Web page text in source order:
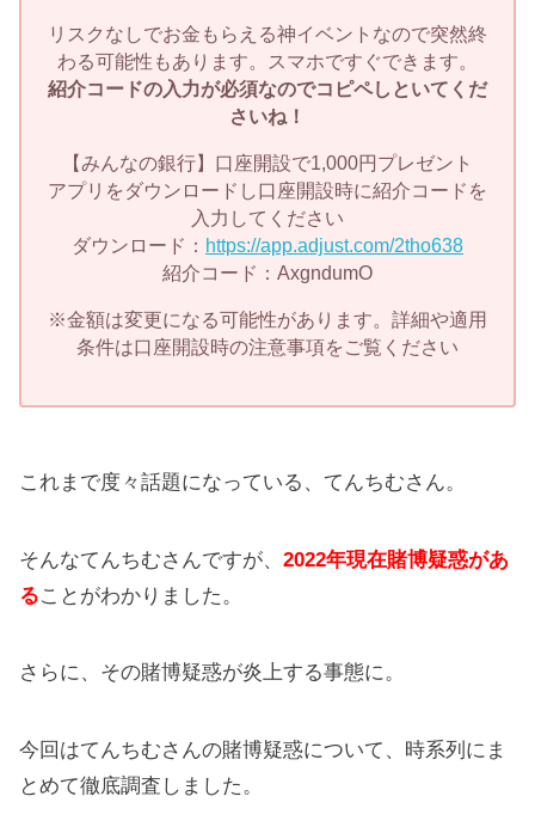
リスクなしでお金もらえる神イベントなので突然終
わる可能性もあります。スマホですぐできます。
紹介コードの入力が必須なのでコピペしといてくだ
さいね！
【みんなの銀行】口座開設で1,000円プレゼント
アプリをダウンロードし口座開設時に紹介コードを
入力してください
ダウンロード： https://app.adjust.com/2tho638
紹介コード：AxgndumO
※金額は変更になる可能性があります。詳細や適用
条件は口座開設時の注意事項をご覧ください
これまで度々話題になっている、てんちむさん。
そんなてんちむさんですが、2022年現在賭博疑惑があ
ることがわかりました。
さらに、その賭博疑惑が炎上する事態に。
今回はてんちむさんの賭博疑惑について、時系列にま
とめて徹底調査しました。